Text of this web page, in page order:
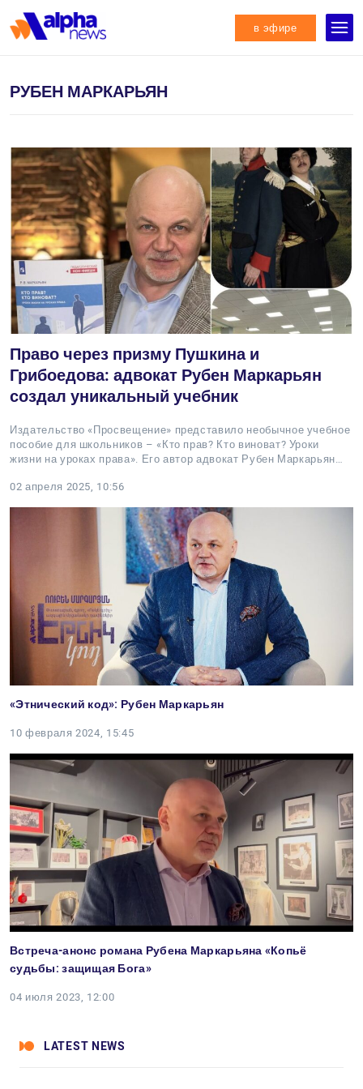
в эфире
РУБЕН МАРКАРЬЯН
Право через призму Пушкина и
Грибоедова: адвокат Рубен Маркарьян
создал уникальный учебник
Издательство «Просвещение» представило необычное учебное
пособие для школьников – «Кто прав? Кто виноват? Уроки
жизни на уроках права». Его автор адвокат Рубен Маркарьян…
02 апреля 2025, 10:56
«Этнический код»: Рубен Маркарьян
10 февраля 2024, 15:45
Встреча-анонс романа Рубена Маркарьяна «Копьё
судьбы: защищая Бога»
04 июля 2023, 12:00
LATEST NEWS